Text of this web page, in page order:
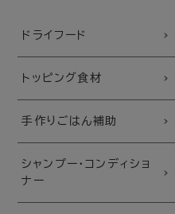
ドライフード
トッピング食材
手作りごはん補助
シャンプー・コンディショ
ナー